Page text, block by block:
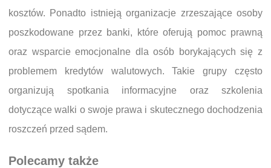
kosztów. Ponadto istnieją organizacje zrzeszające osoby
poszkodowane przez banki, które oferują pomoc prawną
oraz wsparcie emocjonalne dla osób borykających się z
problemem kredytów walutowych. Takie grupy często
organizują spotkania informacyjne oraz szkolenia
dotyczące walki o swoje prawa i skutecznego dochodzenia
roszczeń przed sądem.
Polecamy także